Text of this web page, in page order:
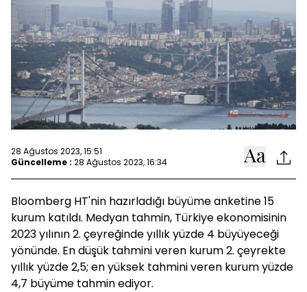
28 Ağustos 2023, 15:51
Güncelleme : 28 Ağustos 2023, 16:34
Bloomberg HT'nin hazırladığı büyüme anketine 15
kurum katıldı. Medyan tahmin, Türkiye ekonomisinin
2023 yılının 2. çeyreğinde yıllık yüzde 4 büyüyeceği
yönünde. En düşük tahmini veren kurum 2. çeyrekte
yıllık yüzde 2,5; en yüksek tahmini veren kurum yüzde
4,7 büyüme tahmin ediyor.